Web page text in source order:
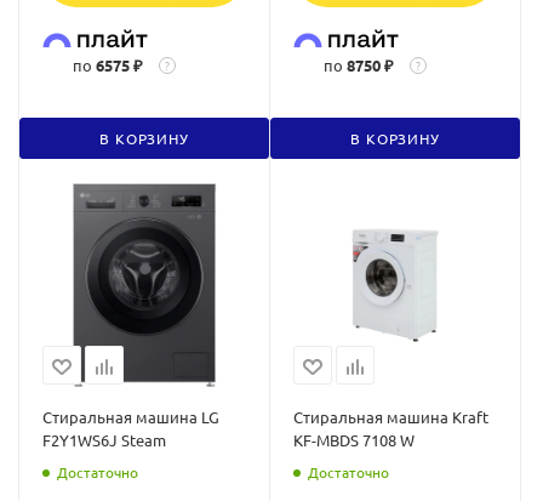
по 6575 ₽ ?
В КОРЗИНУ
по 8750 ₽ ?
В КОРЗИНУ
Стиральная машина LG
F2Y1WS6J Steam
Достаточно
Стиральная машина Kraft
KF-MBDS 7108 W
Достаточно